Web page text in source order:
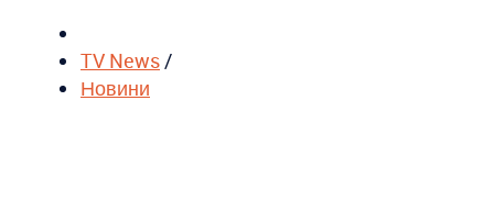
TV News/
Новини